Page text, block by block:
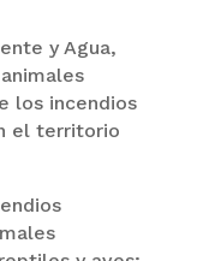
y Agua,
los incendios
el territorio